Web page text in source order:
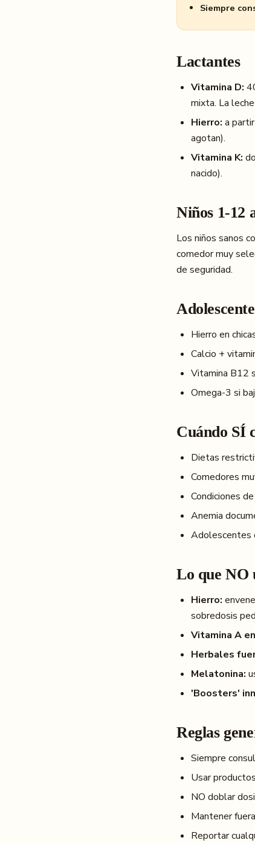
Siempre
Lactantes
Vitamina D:
mixta. La
Hierro: a
agotan).
Vitamina K:
nacido).
Niños 1-12
Los niños sanos
comedor muy
de seguridad.
Hierro en
Calcio +
Vitamina B12
Omega-3 si
Cuándo SÍ
Dietas
Comedores
Condiciones
Anemia
Adolescentes
Lo que NO
Hierro:
sobredosis
Vitamina A
Herbales
Melatonina:
'Boosters'
Reglas
Siempre
Usar
NO doblar
Mantener
Reportar